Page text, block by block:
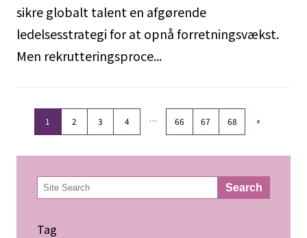
sikre globalt talent en afgørende
ledelsesstrategi for at opnå forretningsvækst.
Men rekrutteringsproce...
1 2 3 4 … 66 67 68 »
検
索 Search
Tag